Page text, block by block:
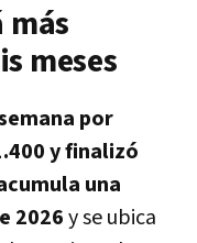
más
meses
por
y finalizó
una
2026y se ubica